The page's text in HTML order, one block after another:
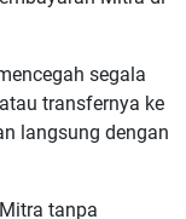
segala
transfernya ke
langsung dengan
tanpa